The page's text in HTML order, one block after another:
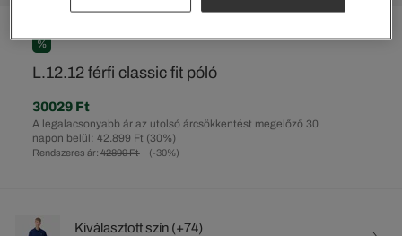
%
L.12.12 férfi classic fit póló
Rendszeres ár: 42899 Ft (-30%)
A legalacsonyabb ár az utolsó árcsökkentést megelőző 30
napon belül: 42.899 Ft (30%)
30029 Ft
Kiválasztott szín (+74)